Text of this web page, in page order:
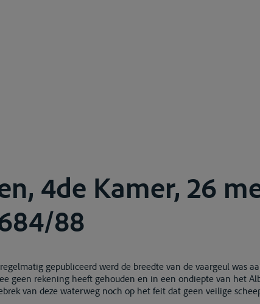
4de Kamer, 26
88
gepubliceerd werd de breedte van de vaargeul was
geen rekening heeft gehouden en in een ondiepte van het
van deze waterweg noch op het feit dat geen veilige